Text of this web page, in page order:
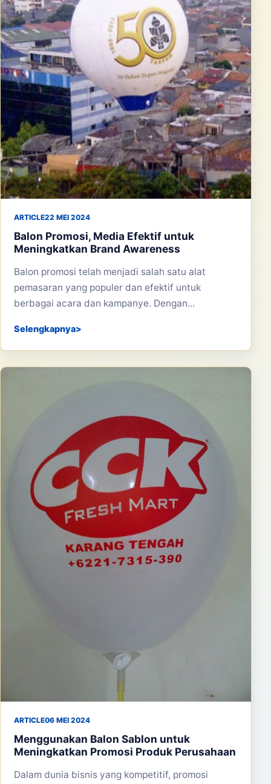
ARTICLE22 MEI 2024
Balon Promosi, Media Efektif untuk
Meningkatkan Brand Awareness
Balon promosi telah menjadi salah satu alat
pemasaran yang populer dan efektif untuk
berbagai acara dan kampanye. Dengan...
Selengkapnya
ARTICLE06 MEI 2024
Menggunakan Balon Sablon untuk
Meningkatkan Promosi Produk Perusahaan
Dalam dunia bisnis yang kompetitif, promosi